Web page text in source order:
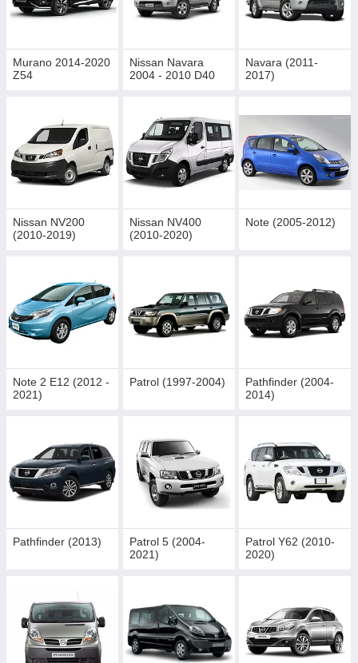
Murano 2014-2020
Z54
Nissan Navara
2004 - 2010 D40
Navara (2011-
2017)
Nissan NV200
(2010-2019)
Nissan NV400
(2010-2020)
Note (2005-2012)
Note 2 E12 (2012 -
2021)
Patrol (1997-2004)
Pathfinder (2004-
2014)
Pathfinder (2013)
Patrol 5 (2004-
2021)
Patrol Y62 (2010-
2020)